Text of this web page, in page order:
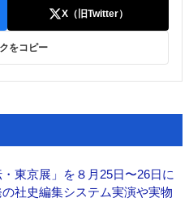
X（旧Twitter）
をコピー
東京展」を８月25日〜26日に
社史編集システム実演や実物